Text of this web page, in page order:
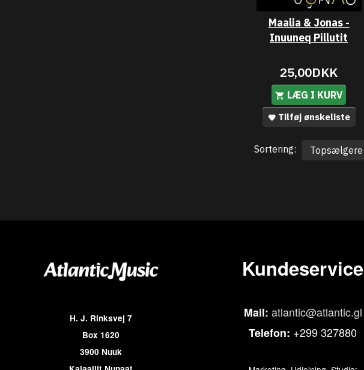
Maalia & Jonas -
Inuuneq Pillutit
25,00DKK
LÆG I KURV
Tilføj ønskeliste
Sortering:
H. J. Rinksvej 7
Box 1620
3900 Nuuk
Kundeservice
Mail: atlantic@atlantic.gl
Telefon: +299 327880